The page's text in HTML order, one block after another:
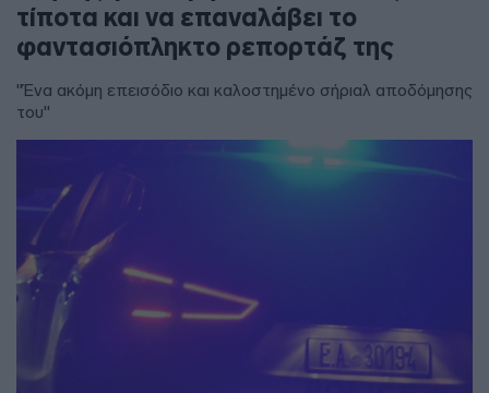
τίποτα και να επαναλάβει το
φαντασιόπληκτο ρεπορτάζ της
"Ένα ακόμη επεισόδιο και καλοστημένο σήριαλ αποδόμησης
του"